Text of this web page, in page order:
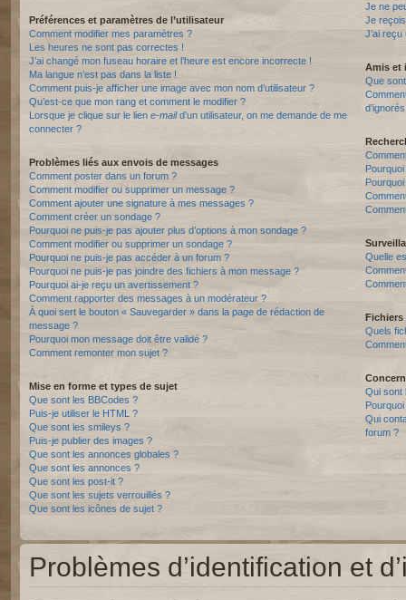
Préférences et paramètres de l’utilisateur
Comment modifier mes paramètres ?
Les heures ne sont pas correctes !
J’ai changé mon fuseau horaire et l’heure est encore incorrecte !
Ma langue n’est pas dans la liste !
Comment puis-je afficher une image avec mon nom d’utilisateur ?
Qu’est-ce que mon rang et comment le modifier ?
Lorsque je clique sur le lien e-maild’un utilisateur, on me demande de me
connecter ?
Problèmes liés aux envois de messages
Comment poster dans un forum ?
Comment modifier ou supprimer un message ?
Comment ajouter une signature à mes messages ?
Comment créer un sondage ?
Pourquoi ne puis-je pas ajouter plus d’options à mon sondage ?
Comment modifier ou supprimer un sondage ?
Pourquoi ne puis-je pas accéder à un forum ?
Pourquoi ne puis-je pas joindre des fichiers à mon message ?
Pourquoi ai-je reçu un avertissement ?
Comment rapporter des messages à un modérateur ?
À quoi sert le bouton « Sauvegarder » dans la page de rédaction de
message ?
Pourquoi mon message doit être validé ?
Comment remonter mon sujet ?
Mise en forme et types de sujet
Que sont les BBCodes ?
Puis-je utiliser le HTML ?
Que sont les smileys ?
Puis-je publier des images ?
Que sont les annonces globales ?
Que sont les annonces ?
Que sont les post-it ?
Que sont les sujets verrouillés ?
Que sont les icônes de sujet ?
Je ne
Je
J’ai
Amis et
Que
Quelle
Quels
Qui sont
Qui
forum ?
Problèmes d’identification et